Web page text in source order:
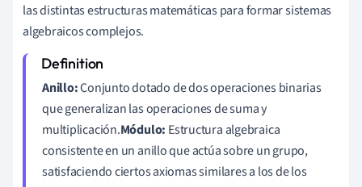
las distintas estructuras matemáticas para formar sistemas
algebraicos complejos.
Anillo:Conjunto dotado de dos operaciones binarias
que generalizan las operaciones de suma y
multiplicación.Módulo: Estructura algebraica
consistente en un anillo que actúa sobre un grupo,
satisfaciendo ciertos axiomas similares a los de los